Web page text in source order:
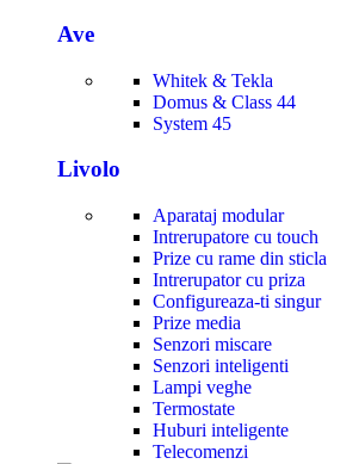
Ave
Whitek & Tekla
Domus & Class 44
System 45
Livolo
Aparataj modular
Intrerupatore cu touch
Prize cu rame din sticla
Intrerupator cu priza
Configureaza-ti singur
Prize media
Senzori miscare
Senzori inteligenti
Lampi veghe
Termostate
Huburi inteligente
Telecomenzi